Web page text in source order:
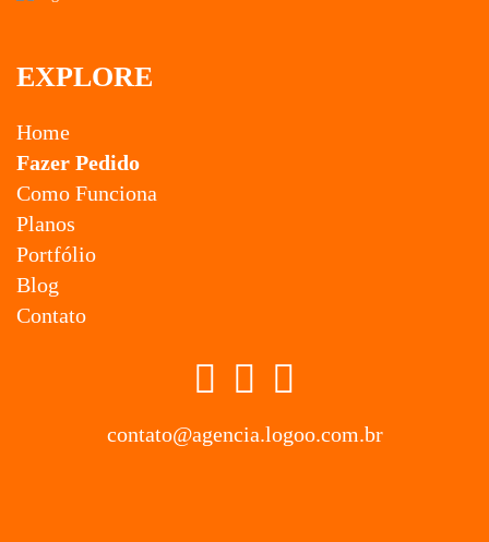
EXPLORE
Home
Fazer Pedido
Como Funciona
Planos
Portfólio
Blog
Contato
contato@agencia.logoo.com.br